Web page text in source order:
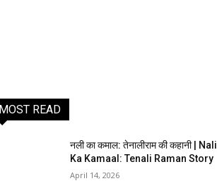
READ
नली का कमाल: तेनालीराम की कहानी | Nali
Ka Kamaal: Tenali Raman Story
April 14, 2026